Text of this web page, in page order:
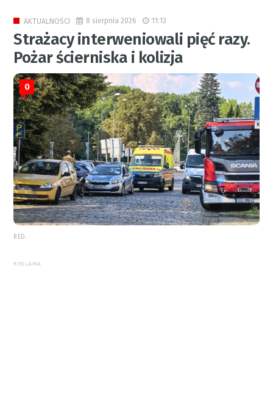
AKTUALNOŚCI 8 sierpnia 2026 11:13
Strażacy interweniowali pięć razy.
Pożar ścierniska i kolizja
0
RED.
REKLAMA